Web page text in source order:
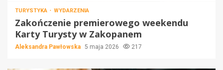
TURYSTYKA WYDARZENIA
Zakończenie premierowego weekendu
Karty Turysty w Zakopanem
Aleksandra Pawłowska 5 maja 2026 217